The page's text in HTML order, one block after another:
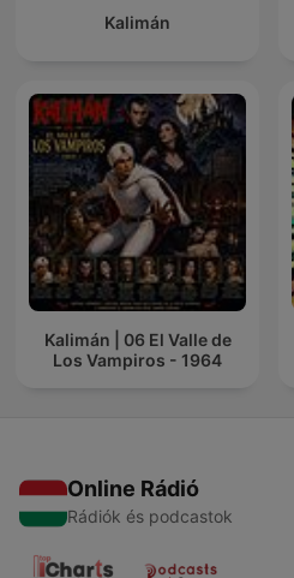
Kalimán
Kalimán | 06 El Valle de
Los Vampiros - 1964
Online Rádió
Rádiók és podcastok